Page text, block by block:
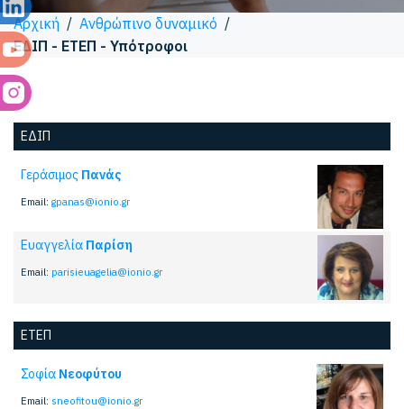
Αρχική / Ανθρώπινο δυναμικό /
ΕΔΙΠ - ΕΤΕΠ - Υπότροφοι
ΕΔΙΠ
Γεράσιμος Πανάς
Email: gpanas@ionio.gr
Ευαγγελία Παρίση
Email: parisieuagelia@ionio.gr
ΕΤΕΠ
Σοφία Νεοφύτου
Email: sneofitou@ionio.gr